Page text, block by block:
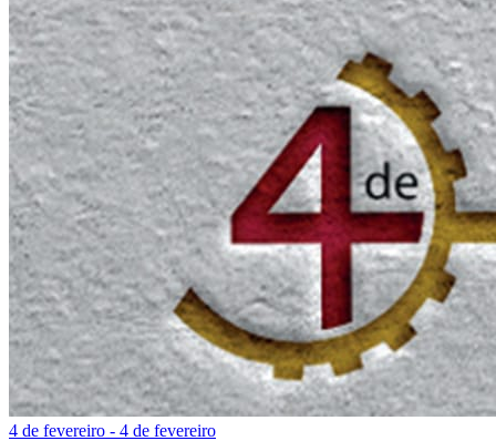
4 de fevereiro - 4 de fevereiro